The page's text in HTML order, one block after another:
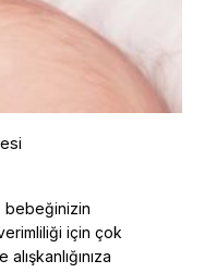
bebeğinizin
için çok